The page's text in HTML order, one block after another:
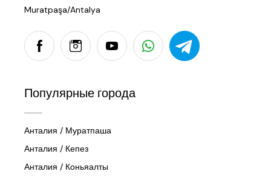
Muratpaşa/Antalya
Популярные города
Анталия / Муратпаша
Анталия / Кепез
Анталия / Коньяалты